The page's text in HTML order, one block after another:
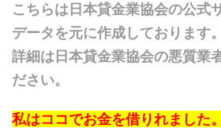
こちらは日本貸金業協会の公式
データを元に作成しております。
詳細は日本貸金業協会の悪質業
ださい。
私はココでお金を借りれました。